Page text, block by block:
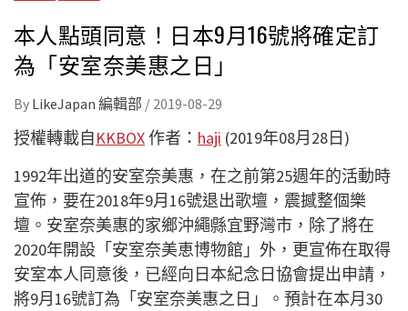
本人點頭同意！日本9月16號將確定訂
為「安室奈美惠之日」
By LikeJapan 編輯部 / 2019-08-29
授權轉載自KKBOX作者： haji (2019年08月28日)
1992年出道的安室奈美惠，在之前第25週年的活動時
宣佈，要在2018年9月16號退出歌壇，震撼整個樂
壇。安室奈美惠的家鄉沖繩縣宜野灣市，除了將在
2020年開設「安室奈美恵博物館」外，更宣佈在取得
安室本人同意後，已經向日本紀念日協會提出申請，
將9月16號訂為「安室奈美惠之日」。預計在本月30